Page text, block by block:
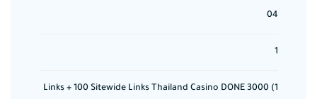
04
1
1) 3000 Links + 100 Sitewide Links Thailand Casino DONE